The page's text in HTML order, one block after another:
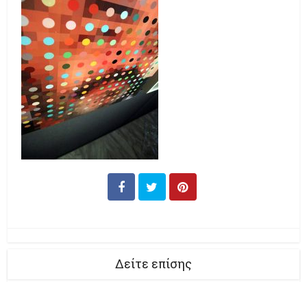
Δείτε επίσης